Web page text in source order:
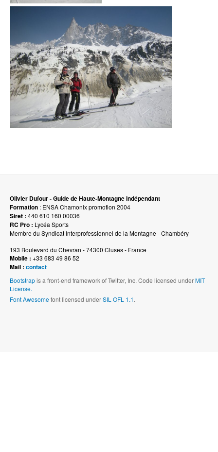
Olivier Dufour - Guide de Haute-Montagne indépendant
Formation : ENSA Chamonix promotion 2004
Siret : 440 610 160 00036
RC Pro : Lycéa Sports
Membre du Syndicat Interprofessionnel de la Montagne - Chambéry
193 Boulevard du Chevran - 74300 Cluses - France
Mobile : +33 683 49 86 52
Mail : contact
Bootstrapis a front-end framework of Twitter, Inc. Code licensed underMIT
License.
Font Awesomefont licensed underSIL OFL 1.1.